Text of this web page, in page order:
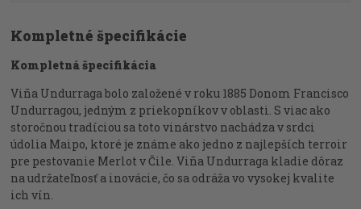
Kompletné špecifikácie
Kompletná špecifikácia
Viña Undurraga bolo založené v roku 1885 Donom Francisco
Undurragou, jedným z priekopníkov v oblasti. S viac ako
storočnou tradíciou sa toto vinárstvo nachádza v srdci
údolia Maipo, ktoré je známe ako jedno z najlepších terroir
pre pestovanie Merlot v Čile. Viña Undurraga kladie dôraz
na udržateľnosť a inovácie, čo sa odráža vo vysokej kvalite
ich vín.